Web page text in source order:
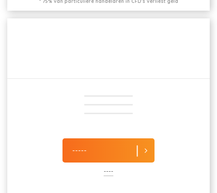
-----
----